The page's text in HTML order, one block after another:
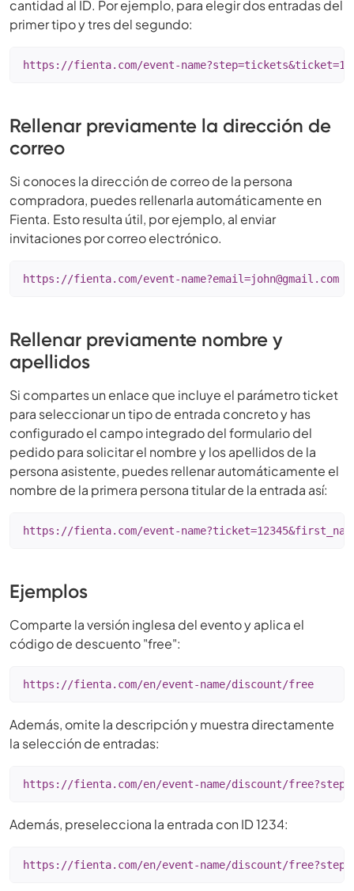
cantidad al ID. Por ejemplo, para elegir dos entradas del
primer tipo y tres del segundo:
https://fienta.com/event-
Rellenar previamente la dirección de
correo
Si conoces la dirección de correo de la persona
compradora, puedes rellenarla automáticamente en
Fienta. Esto resulta útil, por ejemplo, al enviar
invitaciones por correo electrónico.
https://fienta.com/event-name?email=john@gmail.com
Rellenar previamente nombre y
apellidos
Si compartes un enlace que incluye el parámetro ticket
para seleccionar un tipo de entrada concreto y has
configurado el campo integrado del formulario del
pedido para solicitar el nombre y los apellidos de la
persona asistente, puedes rellenar automáticamente el
nombre de la primera persona titular de la entrada así:
https://fienta.com/event-
Ejemplos
Comparte la versión inglesa del evento y aplica el
código de descuento "free":
https://fienta.com/en/event-name/discount/free
Además, omite la descripción y muestra directamente
la selección de entradas:
https://fienta.com/en/event-name/discount/
Además, preselecciona la entrada con ID 1234:
https://fienta.com/en/event-name/discount/